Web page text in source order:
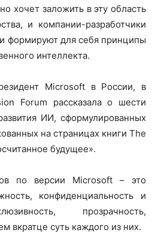
хочет заложить в эту область
и компании-разработчики
формируют для себя принципы
интеллекта.
Microsoft в России, в
Forum рассказала о шести
ИИ, сформулированных
на страницах книги The
будущее».
по версии Microsoft – это
конфиденциальность и
прозрачность,
вкратце суть каждого из них.